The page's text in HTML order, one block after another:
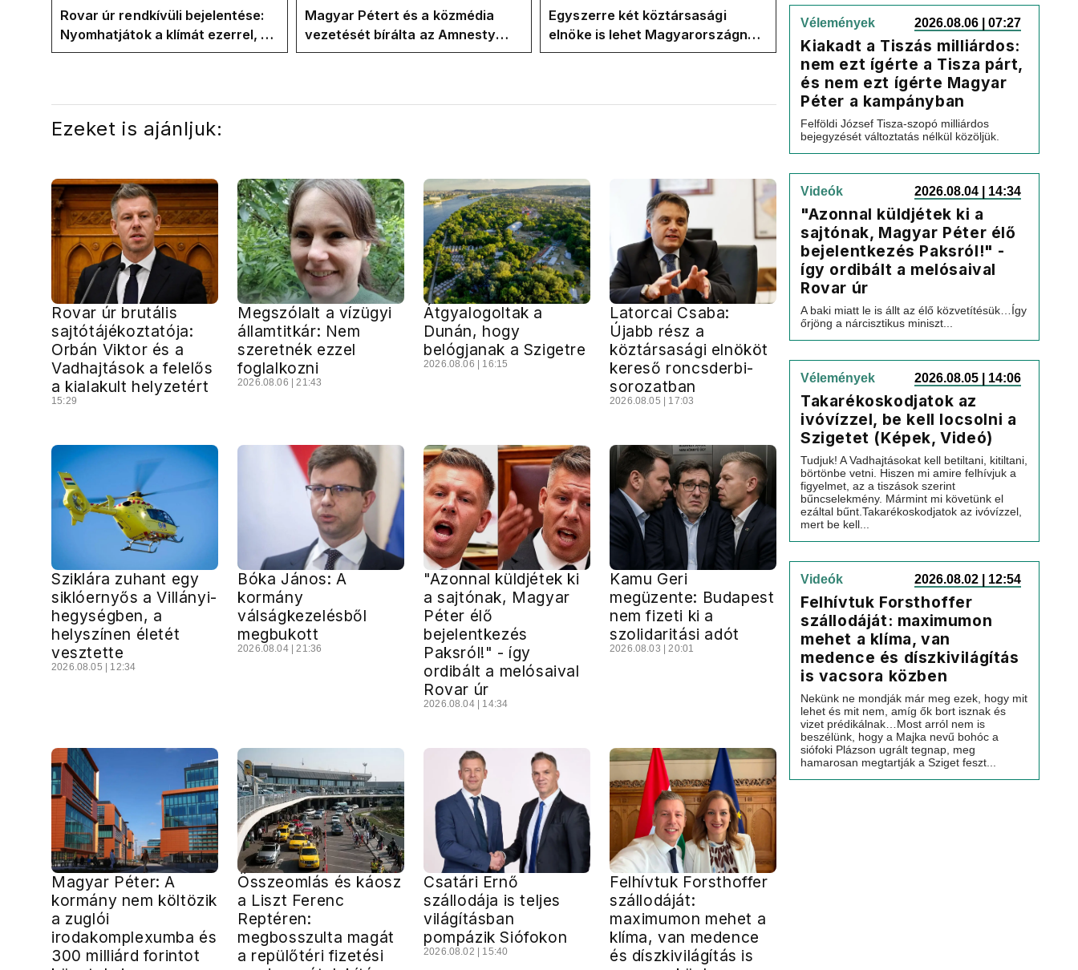
kialakult helyzetért
Tiszások
Rovar úr rendkívüli bejelentése:
Nyomhatjátok a klímát ezerrel, a
hűtőket letekerhetitek, vége az
Magyar Pétert és a közmédia
vezetését bírálta az Amnesty
International a Klubrádióban
Egyszerre két köztársasági
elnöke is lehet Magyarországnak
jövő hétre
Ezeket is ajánljuk:
Rovar úr brutális
sajtótájékoztatója:
Orbán Viktor és a
Vadhajtások a felelős
a kialakult helyzetért
15:29
Megszólalt a vízügyi
államtitkár: Nem
szeretnék ezzel
foglalkozni
2026.08.06 | 21:43
Átgyalogoltak a
Dunán, hogy
belógjanak a Szigetre
2026.08.06 | 16:15
Latorcai Csaba:
Újabb rész a
köztársasági elnököt
kereső roncsderbi-
sorozatban
2026.08.05 | 17:03
Sziklára zuhant egy
siklóernyős a Villányi-
hegységben, a
helyszínen életét
vesztette
2026.08.05 | 12:34
Bóka János: A
kormány
válságkezelésből
megbukott
2026.08.04 | 21:36
"Azonnal küldjétek ki
a sajtónak, Magyar
Péter élő
bejelentkezés
Paksról!" - így
ordibált a melósaival
Rovar úr
2026.08.04 | 14:34
Kamu Geri
megüzente: Budapest
nem fizeti ki a
szolidaritási adót
2026.08.03 | 20:01
Magyar Péter: A
kormány nem költözik
a zuglói
irodakomplexumba és
300 milliárd forintot
Összeomlás és káosz
a Liszt Ferenc
Reptéren:
megbosszulta magát
a repülőtéri fizetési
Csatári Ernő
szállodája is teljes
világításban
pompázik Siófokon
2026.08.02 | 15:40
Felhívtuk Forsthoffer
szállodáját:
maximumon mehet a
klíma, van medence
és díszkivilágítás is
Vélemények 2026.08.06 | 07:27
Kiakadt a Tiszás milliárdos:
nem ezt ígérte a Tisza párt,
és nem ezt ígérte Magyar
Péter a kampányban
Felföldi József Tisza-szopó milliárdos
bejegyzését változtatás nélkül közöljük.
Videók 2026.08.04 | 14:34
"Azonnal küldjétek ki a
sajtónak, Magyar Péter élő
bejelentkezés Paksról!" -
így ordibált a melósaival
Rovar úr
A baki miatt le is állt az élő közvetítésük…Így
őrjöng a nárcisztikus miniszt...
Vélemények 2026.08.05 | 14:06
Takarékoskodjatok az
ivóvízzel, be kell locsolni a
Szigetet (Képek, Videó)
Tudjuk! A Vadhajtásokat kell betiltani, kitiltani,
börtönbe vetni. Hiszen mi amire felhívjuk a
figyelmet, az a tiszások szerint
bűncselekmény. Mármint mi követünk el
ezáltal bűnt.Takarékoskodjatok az ivóvízzel,
mert be kell...
Videók 2026.08.02 | 12:54
Felhívtuk Forsthoffer
szállodáját: maximumon
mehet a klíma, van
medence és díszkivilágítás
is vacsora közben
Nekünk ne mondják már meg ezek, hogy mit
lehet és mit nem, amíg ők bort isznak és
vizet prédikálnak…Most arról nem is
beszélünk, hogy a Majka nevű bohóc a
siófoki Plázson ugrált tegnap, meg
hamarosan megtartják a Sziget feszt...